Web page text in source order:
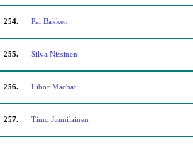
254. Pal Bakken
255. Silva Nissinen
256. Libor Machat
257. Timo Junnilainen